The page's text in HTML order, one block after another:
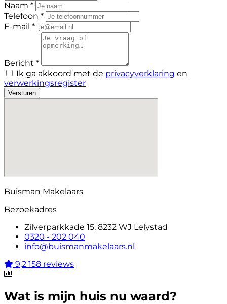
Naam *
Telefoon *
E-mail *
Bericht *
Ik ga akkoord met de privacyverklaring en
verwerkingsregister
Versturen
Buisman Makelaars
Bezoekadres
Zilverparkkade 15, 8232 WJ Lelystad
0320 - 202 040
info@buismanmakelaars.nl
9,2 158 reviews
Wat is mijn huis nu waard?